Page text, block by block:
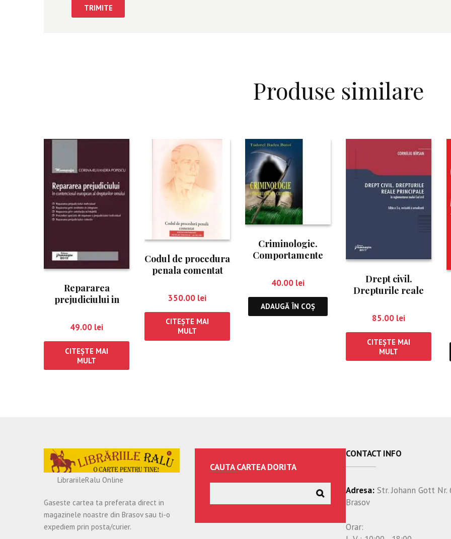
Produse similare
Repararea
prejudiciului in
european al
drepturilor omului
49.00 lei
CITEȘTE MAI
MULT
Codul de procedura
penala comentat
350.00 lei
CITEȘTE MAI
MULT
Criminologie.
Comportamente
40.00 lei
ADAUGĂ ÎN COȘ
Drept civil.
Drepturile reale
85.00 lei
CITEȘTE MAI
MULT
LibrariileRalu Online
Gaseste cartea ta preferata direct in
magazinele noastre din Brasov sau ti-o
expediem prin posta/curier.
CAUTA CARTEA DORITA
CONTACT INFO
Adresa: Str. Johann Gott Nr.
Brasov
Orar: